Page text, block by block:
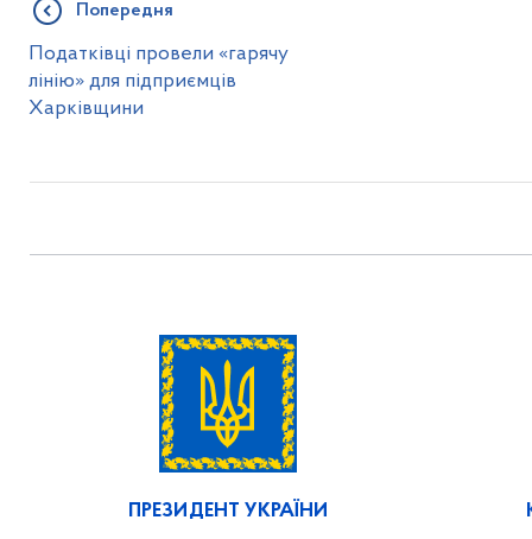
Попередня
Податківці провели «гарячу
лінію» для підприємців
Харківщини
ПРЕЗИДЕНТ УКРАЇНИ